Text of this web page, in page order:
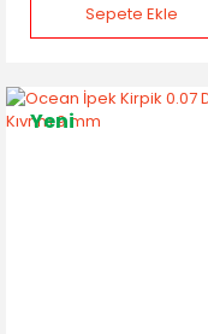
Sepete Ekle
Yeni